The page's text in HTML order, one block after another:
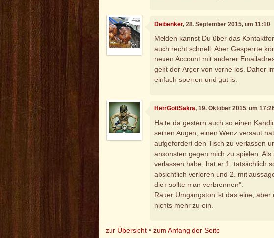
Deibenker, 28. September 2015, um 11:10
Melden kannst Du über das
auch recht schnell. Aber Gesperrte
neuen Account mit anderer
geht der Ärger von vorne los. Daher
einfach sperren und gut is.
HerrGottSakra, 19. Oktober 2015, um
Hatte da gestern auch so einen
seinen Augen, einen Wenz versaut
aufgefordert den Tisch zu verlassen
ansonsten gegen mich zu spielen. Als
verlassen habe, hat er 1. tatsächlich
absichtlich verloren und 2. mit
dich sollte man verbrennen".
Rauer Umgangston ist das eine, aber
nichts mehr zu ein.
zur Übersicht •zum Anfang der Seite